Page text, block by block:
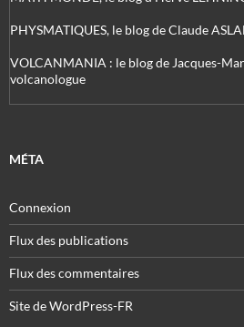
PHYSMATIQUES, le blog de Claude
VOLCANMANIA : le blog de Jacques-
volcanologue
MÉTA
Connexion
Flux des publications
Flux des commentaires
Site de WordPress-FR